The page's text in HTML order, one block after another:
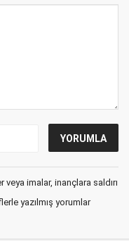
imalar, inançlara saldırı
yazılmış yorumlar